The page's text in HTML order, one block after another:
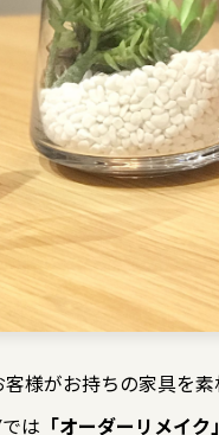
様がお持ちの家具を
は 「オーダーリメイク」